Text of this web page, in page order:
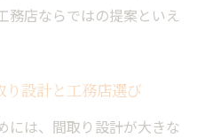
べき自然光設計の基準
事例と選択のポイント
務店ならではの提案といえ
り設計と工務店選び
には、間取り設計が大きな